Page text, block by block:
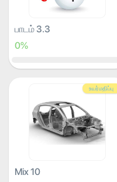
பாடம் 3.3
0%
உயர்மதிப்பு
Mix 10